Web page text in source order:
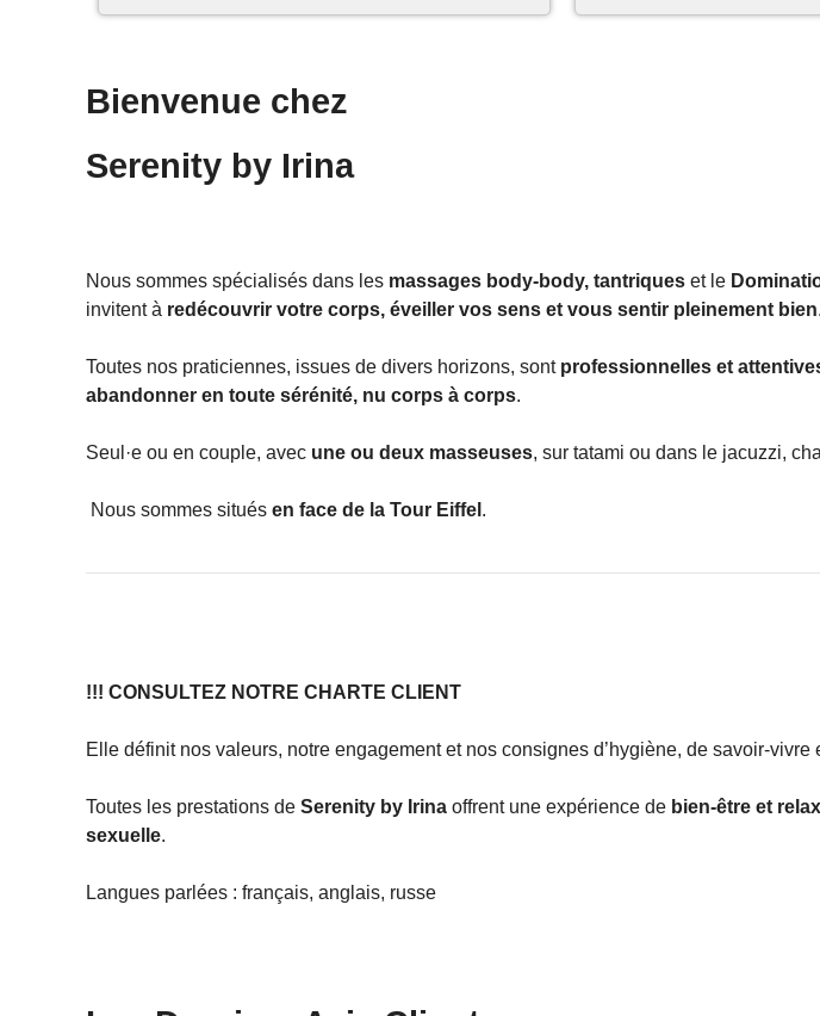
Bienvenue chez
Serenity by Irina
Nous sommes spécialisés dans les massages body-body, tantriques et le
invitent à redécouvrir votre corps, éveiller vos sens et vous sentir pleinement bien.
Toutes nos praticiennes, issues de divers horizons, sont professionnelles et
abandonner en toute sérénité, nu corps à corps.
Seul·e ou en couple, avec une ou deux masseuses, sur tatami ou dans le jacuzzi,
Nous sommes situés en face de la Tour Eiffel .
!!! CONSULTEZ NOTRE CHARTE CLIENT
Elle définit nos valeurs, notre engagement et nos consignes d’hygiène, de savoir-vivre
Toutes les prestations de Serenity by Irina offrent une expérience de bien-être et
sexuelle.
Langues parlées : français, anglais, russe